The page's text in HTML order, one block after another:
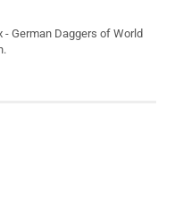
German Daggers of World